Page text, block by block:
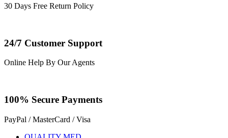
30 Days Free Return Policy
24/7 Customer Support
Online Help By Our Agents
100% Secure Payments
PayPal / MasterCard / Visa